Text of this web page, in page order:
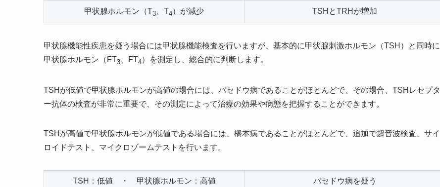
甲状腺ホルモン（T3 、T4）が減少 TSHとTRHが増加
甲状腺機能性疾患を疑う場合には甲状腺機能検査を行いますが、基本的に甲状腺刺激ホルモン（TSH）と同時に
甲状腺ホルモン（FT3 、FT4）を測定し、総合的に判断します。
TSHが低値で甲状腺ホルモンが高値の場合には、バセドウ病であることがほとんどで、その場合、TSHレセプタ
ー抗体の検査が非常に重要で、その測定によって治療の効果や病態を把握することができます。
TSHが高値で甲状腺ホルモンが低値である場合には、橋本病であることがほとんどで、追加で超音波検査、サイ
ロイドテスト、マイクロゾームテストを行います。
TSH：低値 ・ 甲状腺ホルモン：高値 バセドウ病を疑う